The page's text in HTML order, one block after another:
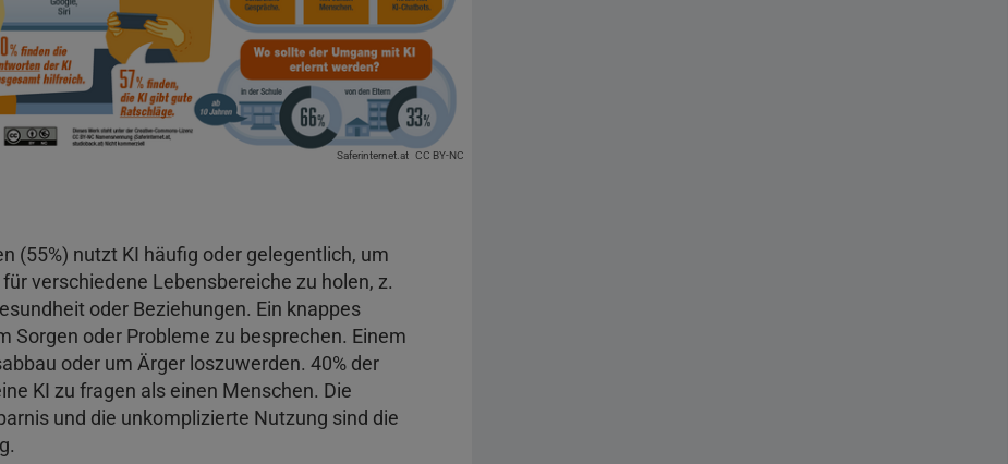
Saferinternet.at CC BY-NC
(55%) nutzt KI häufig oder gelegentlich, um
verschiedene Lebensbereiche zu holen, z.
oder Beziehungen. Ein knappes
Sorgen oder Probleme zu besprechen. Einem
oder um Ärger loszuwerden. 40% der
KI zu fragen als einen Menschen. Die
und die unkomplizierte Nutzung sind die